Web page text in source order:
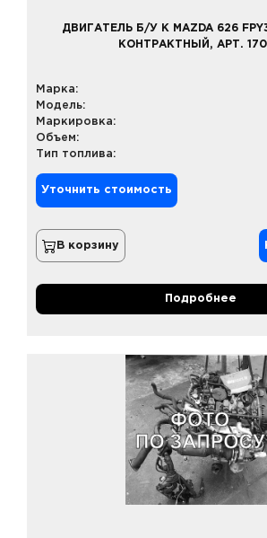
ДВИГАТЕЛЬ Б/У К MAZDA 626
КОНТРАКТНЫЙ, АРТ.
Марка:
Модель:
Маркировка:
Объем:
Тип топлива:
Уточнить стоимость
В корзину
Подробнее